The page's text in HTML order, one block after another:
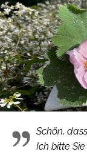
Schön,
Ich bitte